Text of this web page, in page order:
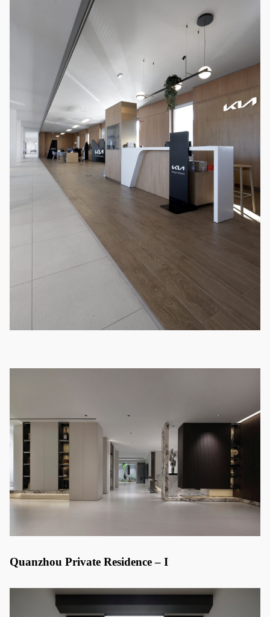
Quanzhou Private Residence – I